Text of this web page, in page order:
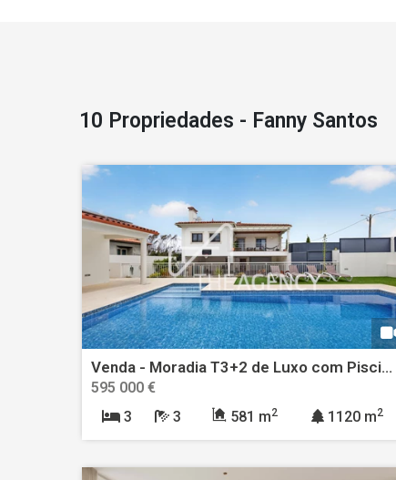
10 Propriedades - Fanny Santos
Venda - Moradia T3+2 de Luxo com Piscina Aquecida, Anexo e Garagem para 10 carros - Ortigosa, Leiria
595 000 €
3
3 581 m2 1120 m2